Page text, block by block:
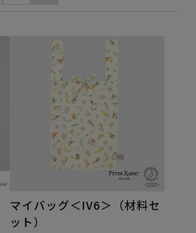
マイバッグ＜IV6＞（材料セ
ット）